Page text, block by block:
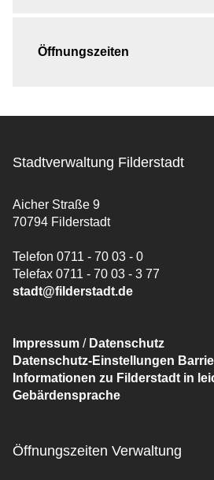
Öffnungszeiten
Stadtverwaltung Filderstadt
Aicher Straße 9
70794 Filderstadt
Telefon 0711 - 70 03 - 0
Telefax 0711 - 70 03 - 3 77
stadt@filderstadt.de
Impressum / Datenschutz
Datenschutz-Einstellungen
Informationen zu Filderstadt in
Gebärdensprache
Öffnungszeiten Verwaltung